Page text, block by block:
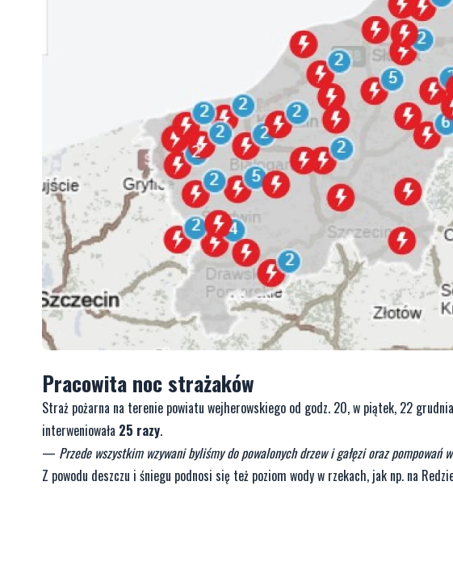
Pracowita noc strażaków
Straż pożarna na terenie powiatu wejherowskiego od godz. 20, w piątek, 22
interweniowała 25 razy.
— Przede wszystkim wzywani byliśmy do powalonych drzew i gałęzi oraz pompowań
Z powodu deszczu i śniegu podnosi się też poziom wody w rzekach, jak np. na